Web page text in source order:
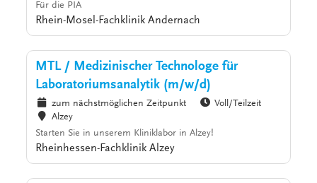
Für die PIA
Rhein-Mosel-Fachklinik Andernach
MTL / Medizinischer Technologe für
Laboratoriumsanalytik (m/w/d)
zum nächstmöglichen Zeitpunkt
Voll/Teilzeit
Alzey
Starten Sie in unserem Kliniklabor in Alzey!
Rheinhessen-Fachklinik Alzey